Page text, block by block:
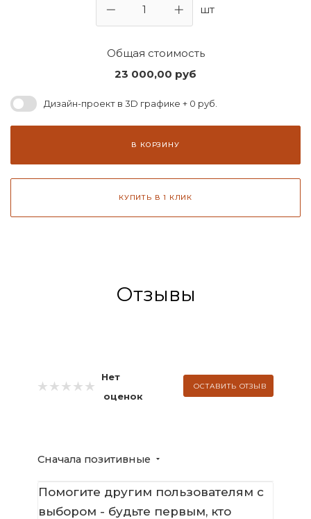
шт
Общая стоимость
23 000,00 руб
Дизайн-проект в 3D графике + 0 руб.
В КОРЗИНУ
КУПИТЬ В 1 КЛИК
Отзывы
Нет
оценок
ОСТАВИТЬ ОТЗЫВ
Сначала позитивные
Помогите другим пользователям с
выбором - будьте первым, кто